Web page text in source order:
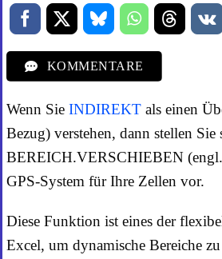
KOMMENTARE
Wenn Sie INDIREKT als einen
Bezug) verstehen, dann stellen Sie
BEREICH.VERSCHIEBEN
GPS-System für Ihre Zellen vor.
Diese Funktion ist eines der
Excel, um dynamische Bereiche